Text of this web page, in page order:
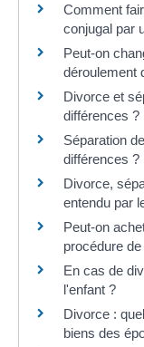
Comment
conjugal par
Peut-on
déroulement
Divorce et
différences ?
Séparation
différences ?
Divorce,
entendu par
Peut-on
procédure
En cas de
l'enfant ?
Divorce :
biens des